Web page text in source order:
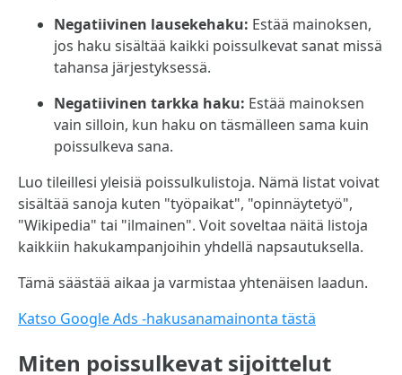
Negatiivinen lausekehaku: Estää mainoksen,
jos haku sisältää kaikki poissulkevat sanat missä
tahansa järjestyksessä.
Negatiivinen tarkka haku: Estää mainoksen
vain silloin, kun haku on täsmälleen sama kuin
poissulkeva sana.
Luo tileillesi yleisiä poissulkulistoja. Nämä listat voivat
sisältää sanoja kuten "työpaikat", "opinnäytetyö",
"Wikipedia" tai "ilmainen". Voit soveltaa näitä listoja
kaikkiin hakukampanjoihin yhdellä napsautuksella.
Tämä säästää aikaa ja varmistaa yhtenäisen laadun.
Katso Google Ads -hakusanamainonta tästä
Miten poissulkevat sijoittelut